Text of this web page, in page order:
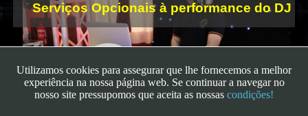
Serviços Opcionais à performance do DJ
Utilizamos cookies para assegurar que lhe fornecemos a melhor
experiência na nossa página web. Se continuar a navegar no
nosso site pressupomos que aceita as nossas condições!